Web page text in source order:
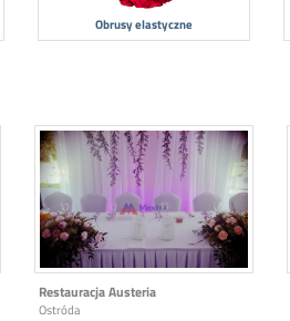
Obrusy elastyczne
Restauracja Austeria
Ostróda